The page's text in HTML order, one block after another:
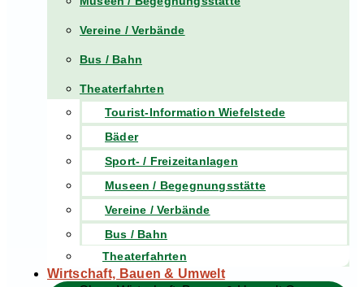
Vereine / Verbände
Bus / Bahn
Theaterfahrten
Tourist-Information Wiefelstede
Bäder
Sport- / Freizeitanlagen
Museen / Begegnungsstätte
Vereine / Verbände
Bus / Bahn
Theaterfahrten
Wirtschaft, Bauen & Umwelt